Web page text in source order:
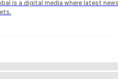
is a digital media where latest